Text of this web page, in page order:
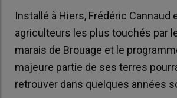
Installé à Hiers, Frédéric Cannaud
agriculteurs les plus touchés par
marais de Brouage et le
majeure partie de ses terres
retrouver dans quelques années